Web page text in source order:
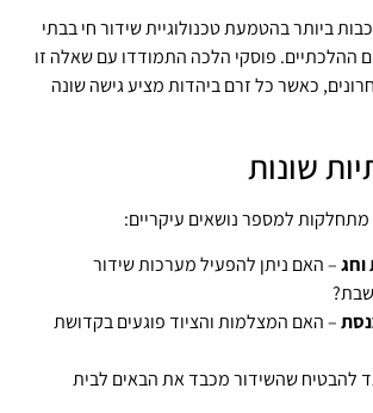
ביותר בהטמעת טכנולוגיית שידור חי בבתי
ההלכתיים. פוסקי הלכה התמודדו עם שאלה זו
כאשר כל זרם ביהדות מציע גישה שונה
שונות
למספר נושאים עיקריים:
– האם ניתן להפעיל מערכות שידור
– האם המצלמות והציוד פוגעים בקדושת
להבטיח שהשידור מכבד את הבאים לבית